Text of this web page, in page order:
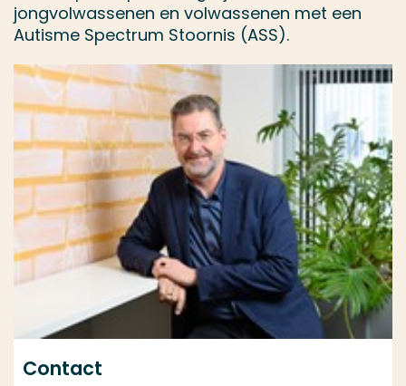
jongvolwassenen en volwassenen met een
Autisme Spectrum Stoornis (ASS).
Contact